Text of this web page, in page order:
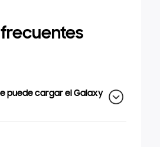
puede cargar el Galaxy